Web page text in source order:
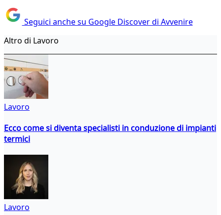
Seguici anche su Google Discover di Avvenire
Altro di Lavoro
Lavoro
Ecco come si diventa specialisti in conduzione di impianti
termici
Lavoro